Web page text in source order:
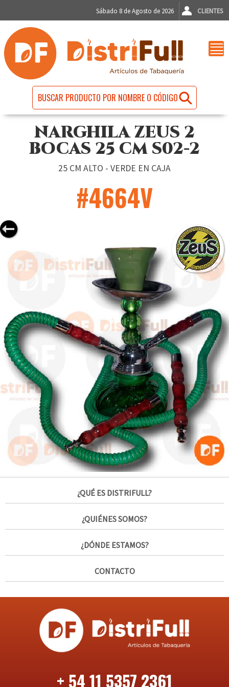
Sábado 8 de Agosto de 2026 CLIENTES
NARGHILA ZEUS 2
BOCAS 25 CM S02-2
25 CM ALTO - VERDE EN CAJA
#4664V
¿QUÉ ES DISTRIFULL?
¿QUIÉNES SOMOS?
¿DÓNDE ESTAMOS?
CONTACTO
+ 54 11 5357 2361